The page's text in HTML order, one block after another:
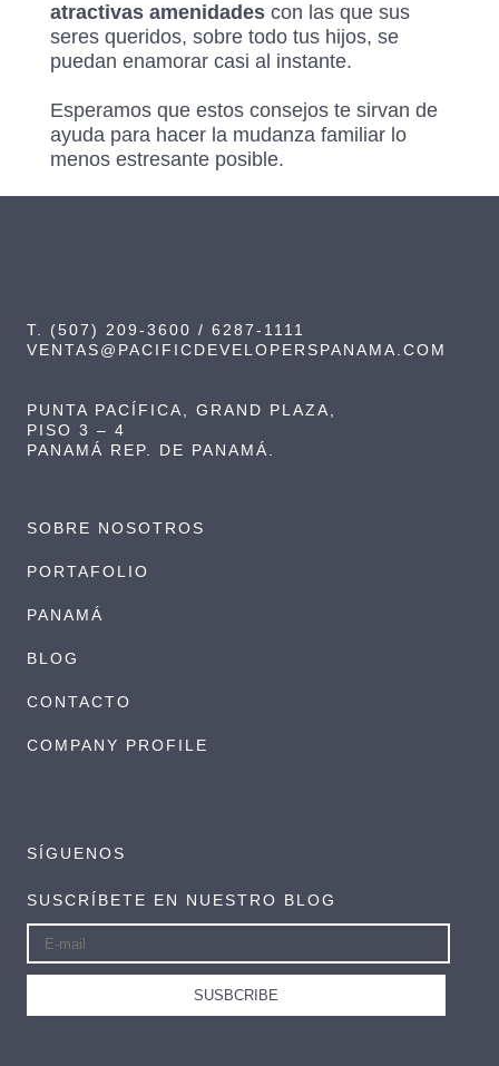
atractivas amenidadescon las que sus
seres queridos, sobre todo tus hijos, se
puedan enamorar casi al instante.
Esperamos que estos consejos te sirvan de
ayuda para hacer la mudanza familiar lo
menos estresante posible.
T. (507) 209-3600 / 6287-1111
VENTAS@PACIFICDEVELOPERSPANAMA.COM
PUNTA PACÍFICA, GRAND PLAZA,
PISO 3 – 4
PANAMÁ REP. DE PANAMÁ.
SOBRE NOSOTROS
PORTAFOLIO
PANAMÁ
BLOG
CONTACTO
COMPANY PROFILE
SÍGUENOS
SUSCRÍBETE EN NUESTRO BLOG